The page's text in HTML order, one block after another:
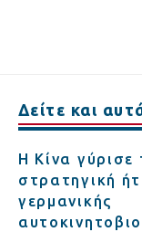
Δείτε και
Η Κίνα γύρισε
στρατηγική
γερμανικής